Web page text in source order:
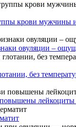
крови мужчины
овуляции –
без